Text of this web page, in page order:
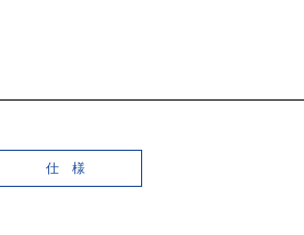
仕 様